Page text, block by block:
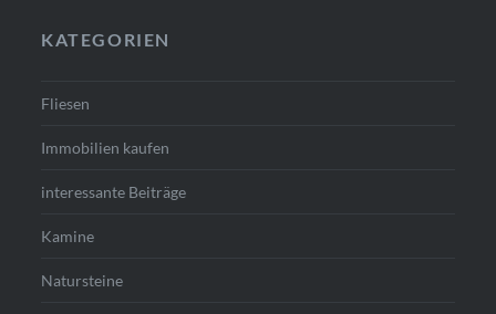
KATEGORIEN
Fliesen
Immobilien kaufen
interessante Beiträge
Kamine
Natursteine